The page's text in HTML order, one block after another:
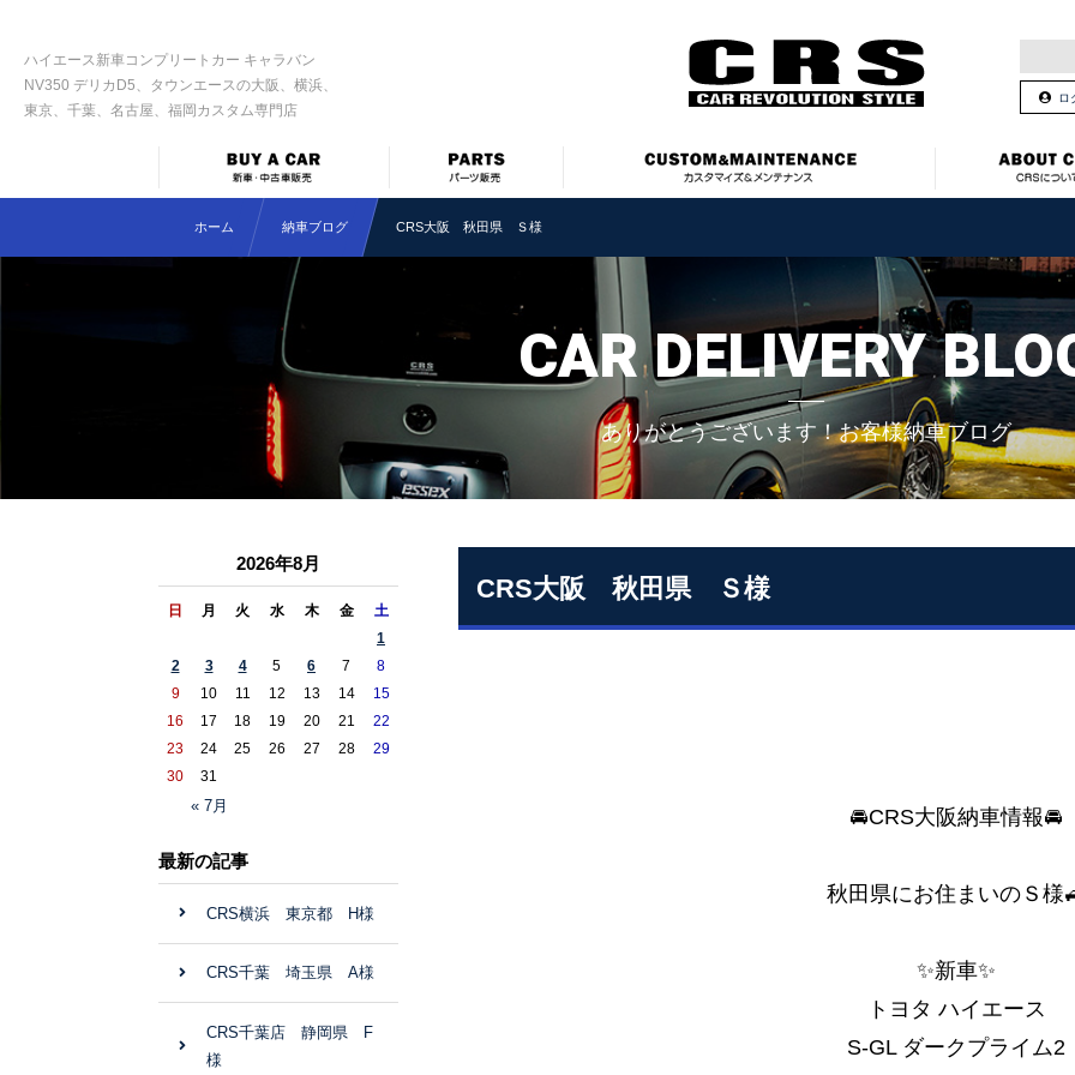
ハイエース新車コンプリートカー キャラバン
NV350 デリカD5、タウンエースの大阪、横浜、
東京、千葉、名古屋、福岡カスタム専門店
ロ
ホーム 納車ブログ CRS大阪 秋田県 Ｓ様
CAR DELIVERY
ありがとうございます！お客様納車ブログ
CRS大阪 秋田県 Ｓ様
🚘CRS大阪納車情報🚘
秋田県にお住まいのＳ様
✨新車✨
トヨタ ハイエース
S-GL ダークプライム2
2026年8月
日 月 火 水 木 金 土
« 7月
1
2
3 4 5 6 7
8
9
10 11 12 13 14
15
16
17 18 19 20 21
22
23
24 25 26 27 28
29
30
31
最新の記事
CRS横浜 東京都 H様
CRS千葉 埼玉県 A様
CRS千葉店 静岡県 F
様